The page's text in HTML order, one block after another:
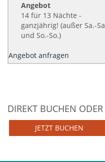
Angebot
14 für 13 Nächte -
ganzjährig! (außer Sa.-
und So.-So.)
Angebot anfragen
DIREKT BUCHEN
JETZT BUCHEN